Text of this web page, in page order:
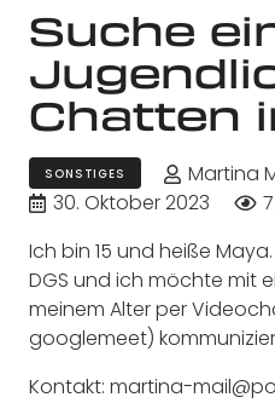
Suche
Chatten
SONSTIGES
Martina
30. Oktober 2023
Ich bin 15 und heiße
DGS und ich möchte mit
meinem Alter per
googlemeet)
Kontakt: martina-